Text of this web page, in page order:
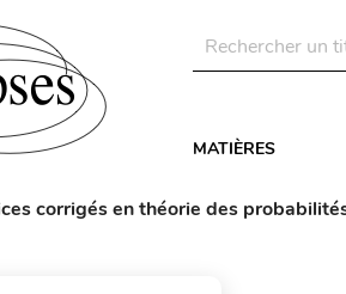
MATIÈRES
corrigés en théorie des